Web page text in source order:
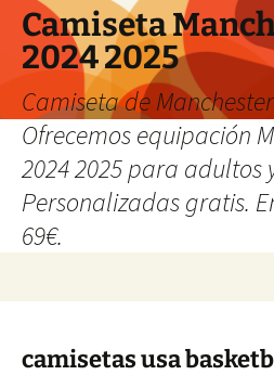
Camiseta
2024 2025
Camiseta de
Ofrecemos equipación
2024 2025 para adultos
Personalizadas gratis.
69€.
camisetas usa